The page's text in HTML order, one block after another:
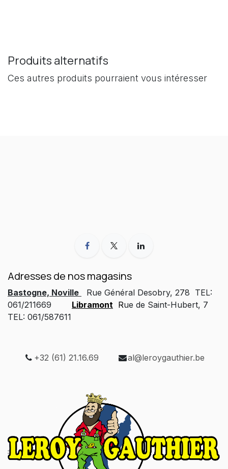
Produits alternatifs
Ces autres produits pourraient vous intéresser
Adresses de nos magasins
Bastogne, Noville
Rue Général Desobry, 278 TEL:
061/211669
Libramont Rue de Saint-Hubert, 7
TEL: 061/587611
+32 (61) 21.16.69 al@leroygauthier.be